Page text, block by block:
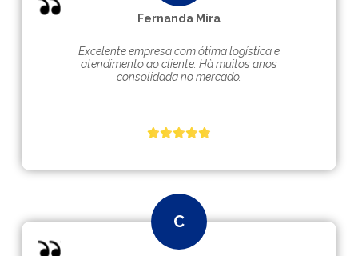
Fernanda Mira
Excelente empresa com ótima logística e
atendimento ao cliente. Hà muitos anos
consolidada no mercado.